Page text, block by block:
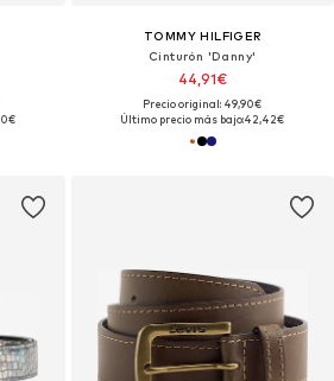
TOMMY HILFIGER
Cinturón 'Danny'
44,91€
Precio original: 49,90€
Último precio más bajo:42,42€